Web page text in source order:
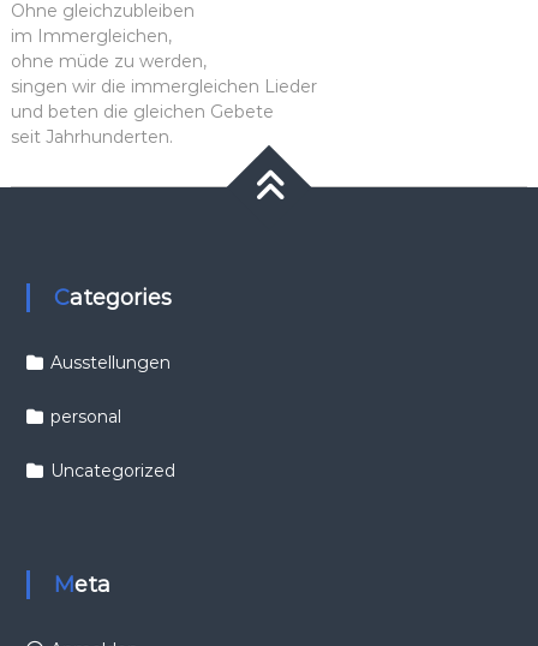
Ohne gleichzubleiben
im Immergleichen,
ohne müde zu werden,
singen wir die immergleichen Lieder
und beten die gleichen Gebete
seit Jahrhunderten.
Categories
Ausstellungen
personal
Uncategorized
Meta